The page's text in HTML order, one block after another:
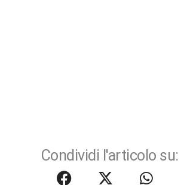
Condividi l'articolo su: